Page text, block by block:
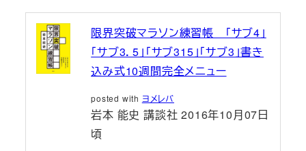
限界突破マラソン練習帳 「サブ4」
「サブ3．5」「サブ315」「サブ3」書き
込み式10週間完全メニュー
posted with ヨメレバ
岩本 能史 講談社 2016年10月07日
頃